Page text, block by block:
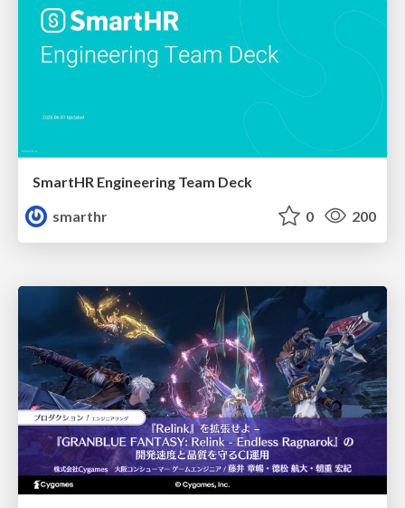
SmartHR Engineering Team Deck
smarthr
0 200